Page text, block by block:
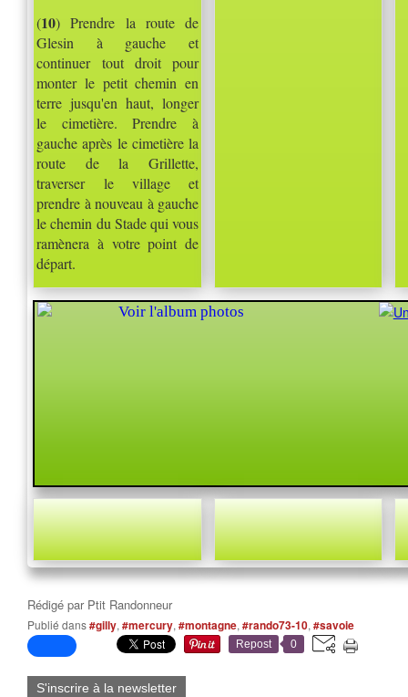
(10) Prendre la route de
Glesin à gauche et
continuer tout droit pour
monter le petit chemin en
terre jusqu'en haut, longer
le cimetière. Prendre à
gauche après le cimetière la
route de la Grillette,
traverser le village et
prendre à nouveau à gauche
le chemin du Stade qui vous
ramènera à votre point de
départ.
Rédigé par Ptit Randonneur
Publié dans#gilly, #mercury, #montagne, #rando73-10, #savoie
Repost 0
S'inscrire à la newsletter